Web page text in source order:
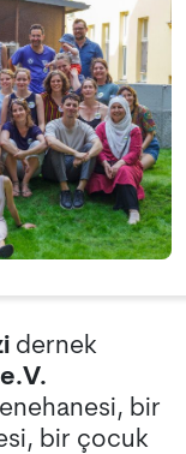
dernek
bir
bir çocuk